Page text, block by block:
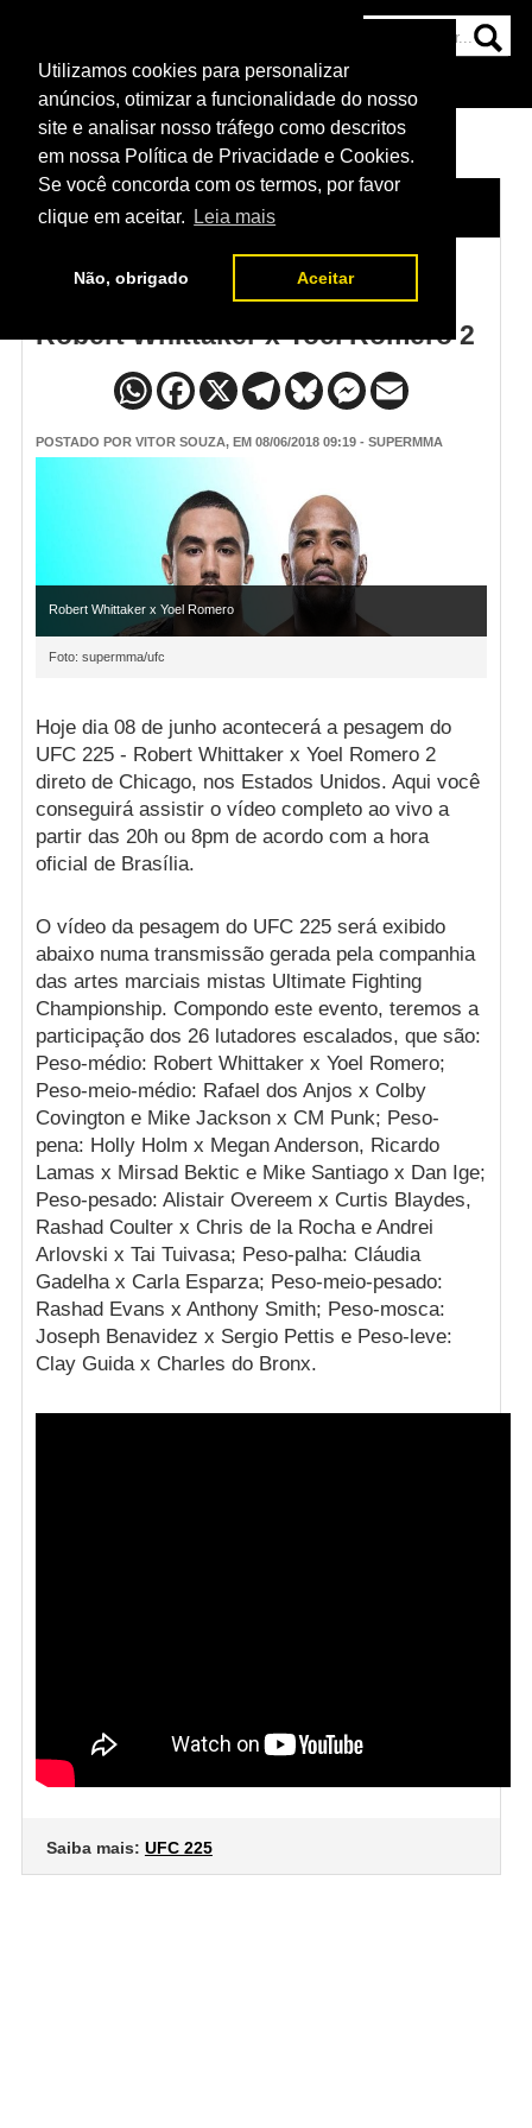
Utilizamos cookies para personalizar
anúncios, otimizar a funcionalidade do nosso
site e analisar nosso tráfego como descritos
em nossa Política de Privacidade e Cookies.
Se você concorda com os termos, por favor
clique em aceitar.
Leia mais
Não, obrigado Aceitar
NOTÍCIAS
HOME NOTÍCIAS
Vídeo da pesagem do UFC 225 -
Robert Whittaker x Yoel Romero 2
POSTADO POR VITOR SOUZA, EM 08/06/2018 09:19 - SUPERMMA
Robert Whittaker x Yoel Romero
Foto: supermma/ufc
Hoje dia 08 de junho acontecerá a pesagem do
UFC 225 - Robert Whittaker x Yoel Romero 2
direto de Chicago, nos Estados Unidos. Aqui você
conseguirá assistir o vídeo completo ao vivo a
partir das 20h ou 8pm de acordo com a hora
oficial de Brasília.
O vídeo da pesagem do UFC 225 será exibido
abaixo numa transmissão gerada pela companhia
das artes marciais mistas Ultimate Fighting
Championship. Compondo este evento, teremos a
participação dos 26 lutadores escalados, que são:
Peso-médio: Robert Whittaker x Yoel Romero;
Peso-meio-médio: Rafael dos Anjos x Colby
Covington e Mike Jackson x CM Punk; Peso-
pena: Holly Holm x Megan Anderson, Ricardo
Lamas x Mirsad Bektic e Mike Santiago x Dan Ige;
Peso-pesado: Alistair Overeem x Curtis Blaydes,
Rashad Coulter x Chris de la Rocha e Andrei
Arlovski x Tai Tuivasa; Peso-palha: Cláudia
Gadelha x Carla Esparza; Peso-meio-pesado:
Rashad Evans x Anthony Smith; Peso-mosca:
Joseph Benavidez x Sergio Pettis e Peso-leve:
Clay Guida x Charles do Bronx.
Saiba mais: UFC 225